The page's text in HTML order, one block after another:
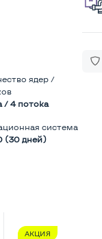
ядер /
/ 4 потока
система
(30 дней)
АКЦИЯ